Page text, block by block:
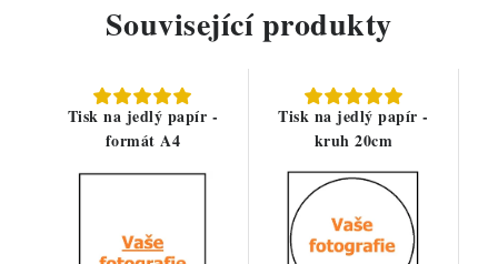
Související produkty
Tisk na jedlý papír -
formát A4
Tisk na jedlý papír -
kruh 20cm